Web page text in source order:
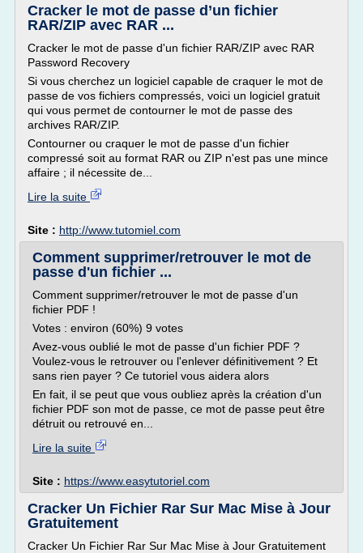
Cracker le mot de passe d’un fichier
RAR/ZIP avec RAR ...
Cracker le mot de passe d'un fichier RAR/ZIP avec RAR
Password Recovery
Si vous cherchez un logiciel capable de craquer le mot de
passe de vos fichiers compressés, voici un logiciel gratuit
qui vous permet de contourner le mot de passe des
archives RAR/ZIP.
Contourner ou craquer le mot de passe d'un fichier
compressé soit au format RAR ou ZIP n'est pas une mince
affaire ; il nécessite de...
Lire la suite
Site : http://www.tutomiel.com
Comment supprimer/retrouver le mot de
passe d'un fichier ...
Comment supprimer/retrouver le mot de passe d'un
fichier PDF !
Votes : environ (60%) 9 votes
Avez-vous oublié le mot de passe d'un fichier PDF ?
Voulez-vous le retrouver ou l'enlever définitivement ? Et
sans rien payer ? Ce tutoriel vous aidera alors
En fait, il se peut que vous oubliez après la création d'un
fichier PDF son mot de passe, ce mot de passe peut être
détruit ou retrouvé en...
Lire la suite
Site : https://www.easytutoriel.com
Cracker Un Fichier Rar Sur Mac Mise à Jour
Gratuitement
Cracker Un Fichier Rar Sur Mac Mise à Jour Gratuitement